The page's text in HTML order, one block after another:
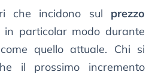
che incidono sul prezzo
in particolar modo durante
quello attuale. Chi si
il prossimo incremento